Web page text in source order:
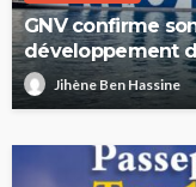
GNV confirme
développement
l’Italie et la
Jihène Ben Hassine